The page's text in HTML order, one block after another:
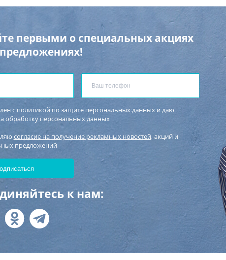
первыми о специальных акциях
с политикой по защите персональных данныхи даю
обработку персональных данных
согласие на получение рекламных новостей, акций и
предложений
к нам: